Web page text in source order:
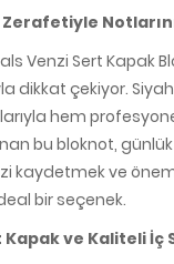
Venzi Sert Kapak
dikkat çekiyor.
hem
bu bloknot, günlük
kaydetmek ve
bir seçenek.
Kapak ve Kaliteli İç